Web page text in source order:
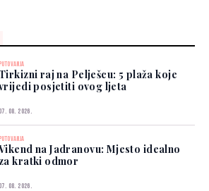
PUTOVANJA
Tirkizni raj na Pelješcu: 5 plaža koje
posjetiti ovog ljeta
07. 08. 2026.
PUTOVANJA
na Jadranovu: Mjesto idealno
za kratki odmor
07. 08. 2026.